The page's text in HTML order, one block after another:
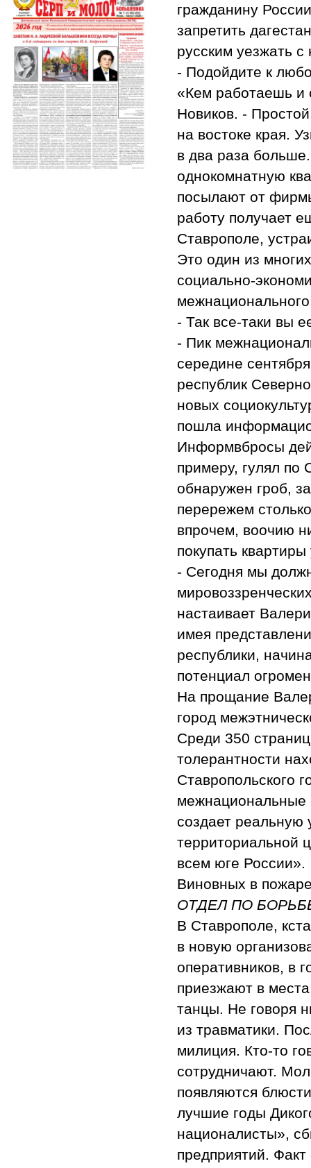
гражданину
запретить
русским уезжать
- Подойдите к
«Кем работаешь и
Новиков. -
на востоке края.
в два раза
однокомнатную
посылают от
работу получает
Ставрополе,
Это один из
социально-
- Так все-таки вы
- Пик
середине
республик
новых
пошла
Информвбросы
примеру, гулял по
обнаружен гроб,
перережем
впрочем, воочию
покупать
- Сегодня мы
настаивает
имея
республики,
потенциал
На прощание
город
Среди 350
толерантности
Ставропольского
межнациональные
создает реальную
территориальной
всем юге России».
Виновных в
ОТДЕЛ ПО
В Ставрополе,
в новую
оперативников, в
приезжают в
танцы. Не говоря
из травматики.
милиция. Кто-то
сотрудничают.
появляются
лучшие годы
националисты»,
предприятий.